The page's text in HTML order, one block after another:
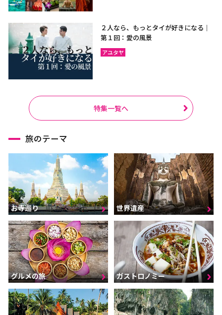
２人なら、もっとタイが好きになる｜
第１回：愛の風景
アユタヤ
特集一覧へ
旅のテーマ
お寺巡り 世界遺産
グルメの旅 ガストロノミー